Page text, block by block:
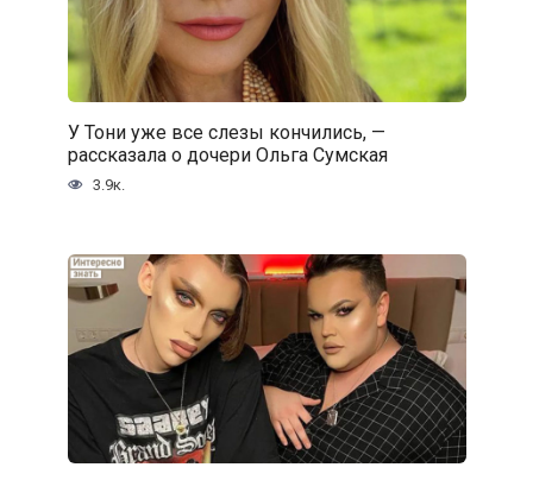
У Тони уже все слезы кончились, —
рассказала о дочери Ольга Сумская
3.9к.